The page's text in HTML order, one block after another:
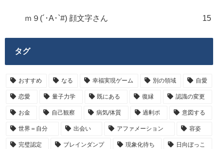
ｍ９(´･A･`#) 顔文字さん 15
タグ
おすすめ なる 幸福実現ゲーム 別の領域 自愛
恋愛 量子力学 既にある 復縁 認識の変更
お金 自己観察 病気/体質 過剰ポ 意図する
世界＝自分 出会い アファメーション 容姿
完璧認定 ブレインダンプ 現象化待ち 日向ぼっこ